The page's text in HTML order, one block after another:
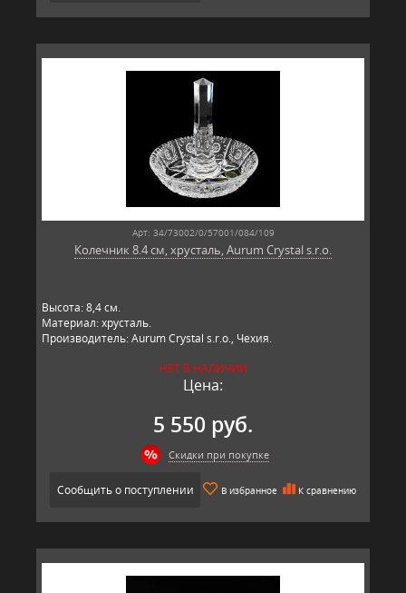
Арт: 34/73002/0/57001/084/109
Колечник 8.4 см, хрусталь, Aurum Crystal s.r.o.
Высота: 8,4 см.
Материал: хрусталь.
Производитель: Aurum Crystal s.r.o., Чехия.
НЕТ В НАЛИЧИИ
Цена:
5 550 руб.
Скидки при покупке
Сообщить о поступлении В избранное К сравнению